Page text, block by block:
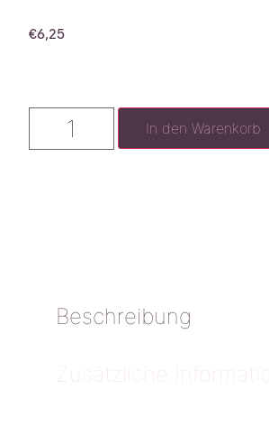
€6,25
In den Warenkorb
Beschreibung
Zusätzliche